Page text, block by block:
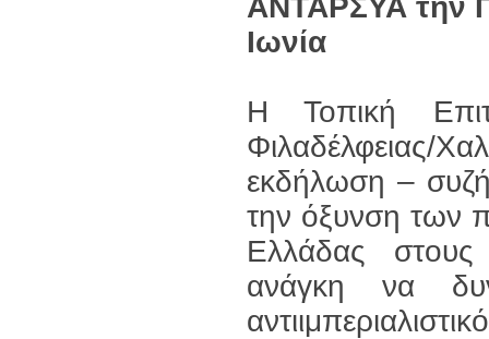
ΑΝΤΑΡΣΥΑ την
Ιωνία
Η Τοπική
Φιλαδέλφειας/
εκδήλωση –
την όξυνση των
Ελλάδας στους
ανάγκη να